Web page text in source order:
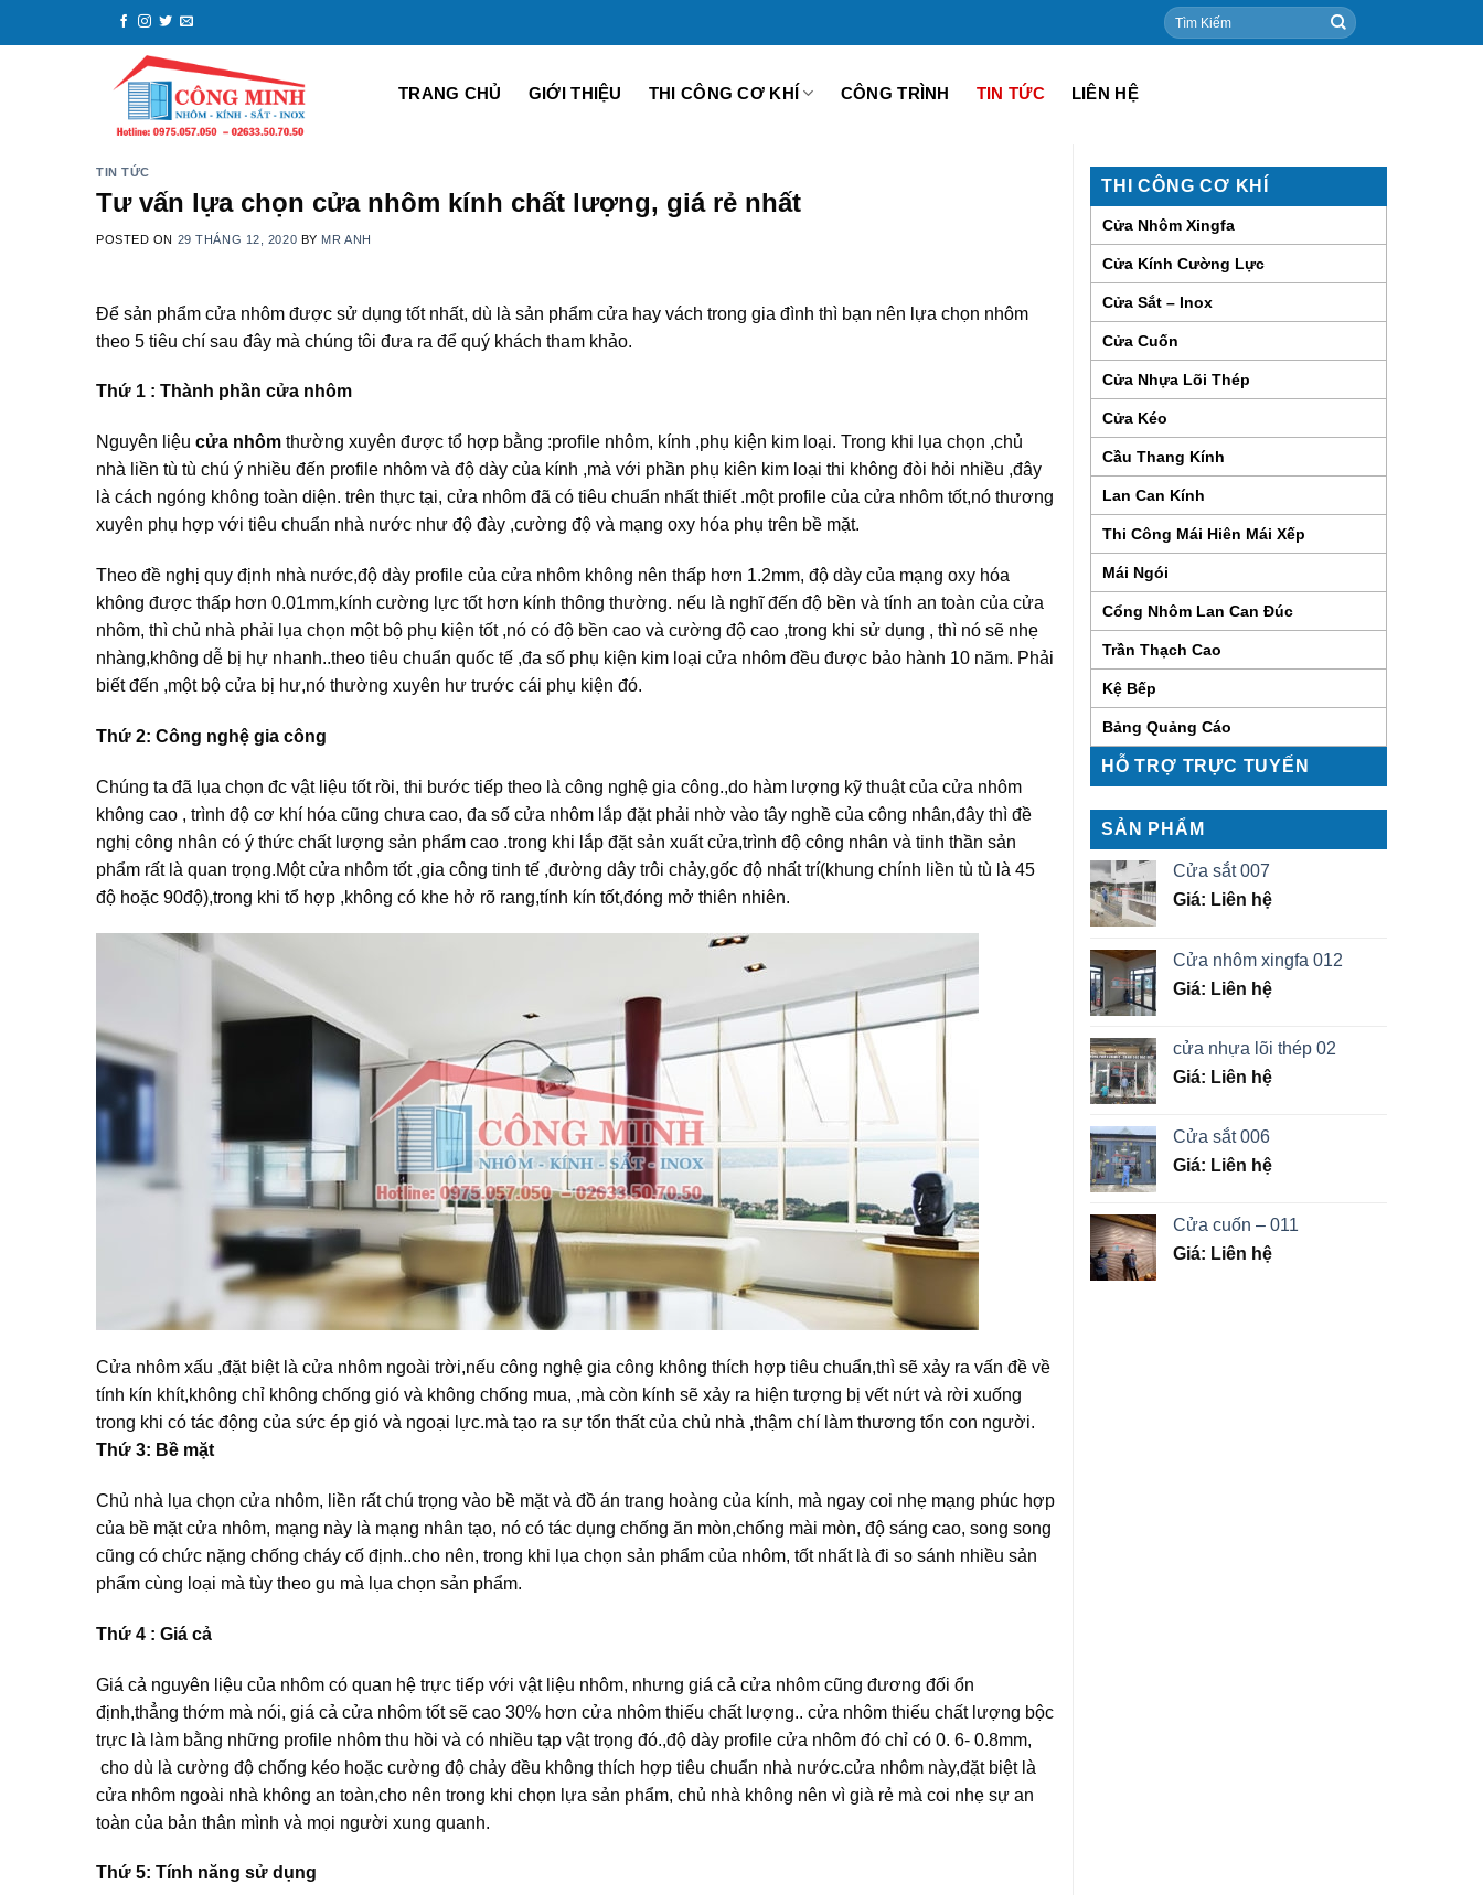
Tìm
kiếm:
TRANG CHỦ GIỚI THIỆU THI CÔNG CƠ KHÍ CÔNG TRÌNH TIN TỨC LIÊN HỆ
TIN TỨC
Tư vấn lựa chọn cửa nhôm kính chất lượng, giá rẻ nhất
POSTED ON 29 THÁNG 12, 2020 BY MR ANH
Để sản phẩm cửa nhôm được sử dụng tốt nhất, dù là sản phẩm cửa hay vách trong gia đình thì bạn nên lựa chọn nhôm
theo 5 tiêu chí sau đây mà chúng tôi đưa ra để quý khách tham khảo.
Thứ 1 : Thành phần cửa nhôm
Nguyên liệu cửa nhôm thường xuyên được tổ hợp bằng :profile nhôm, kính ,phụ kiện kim loại. Trong khi lụa chọn ,chủ
nhà liền tù tù chú ý nhiều đến profile nhôm và độ dày của kính ,mà với phần phụ kiên kim loại thi không đòi hỏi nhiều ,đây
là cách ngóng không toàn diện. trên thực tại, cửa nhôm đã có tiêu chuẩn nhất thiết .một profile của cửa nhôm tốt,nó thương
xuyên phụ hợp với tiêu chuẩn nhà nước như độ đày ,cường độ và mạng oxy hóa phụ trên bề mặt.
Theo đề nghị quy định nhà nước,độ dày profile của cửa nhôm không nên thấp hơn 1.2mm, độ dày của mạng oxy hóa
không được thấp hơn 0.01mm,kính cường lực tốt hơn kính thông thường. nếu là nghĩ đến độ bền và tính an toàn của cửa
nhôm, thì chủ nhà phải lụa chọn một bộ phụ kiện tốt ,nó có độ bền cao và cường độ cao ,trong khi sử dụng , thì nó sẽ nhẹ
nhàng,không dễ bị hự nhanh..theo tiêu chuẩn quốc tế ,đa số phụ kiện kim loại cửa nhôm đều được bảo hành 10 năm. Phải
biết đến ,một bộ cửa bị hư,nó thường xuyên hư trước cái phụ kiện đó.
Thứ 2: Công nghệ gia công
Chúng ta đã lụa chọn đc vật liệu tốt rồi, thi bước tiếp theo là công nghệ gia công.,do hàm lượng kỹ thuật của cửa nhôm
không cao , trình độ cơ khí hóa cũng chưa cao, đa số cửa nhôm lắp đặt phải nhờ vào tây nghề của công nhân,đây thì đề
nghị công nhân có ý thức chất lượng sản phẩm cao .trong khi lắp đặt sản xuất cửa,trình độ công nhân và tinh thần sản
phẩm rất là quan trọng.Một cửa nhôm tốt ,gia công tinh tế ,đường dây trôi chảy,gốc độ nhất trí(khung chính liền tù tù là 45
độ hoặc 90độ),trong khi tổ hợp ,không có khe hở rõ rang,tính kín tốt,đóng mở thiên nhiên.
Cửa nhôm xấu ,đặt biệt là cửa nhôm ngoài trời,nếu công nghệ gia công không thích hợp tiêu chuẩn,thì sẽ xảy ra vấn đề về
tính kín khít,không chỉ không chống gió và không chống mua, ,mà còn kính sẽ xảy ra hiện tượng bị vết nứt và rời xuống
trong khi có tác động của sức ép gió và ngoại lực.mà tạo ra sự tổn thất của chủ nhà ,thậm chí làm thương tổn con người.
Thứ 3: Bề mặt
Chủ nhà lụa chọn cửa nhôm, liền rất chú trọng vào bề mặt và đồ án trang hoàng của kính, mà ngay coi nhẹ mạng phúc hợp
của bề mặt cửa nhôm, mạng này là mạng nhân tạo, nó có tác dụng chống ăn mòn,chống mài mòn, độ sáng cao, song song
cũng có chức nặng chống cháy cố định..cho nên, trong khi lụa chọn sản phẩm của nhôm, tốt nhất là đi so sánh nhiều sản
phẩm cùng loại mà tùy theo gu mà lụa chọn sản phẩm.
Thứ 4 : Giá cả
Giá cả nguyên liệu của nhôm có quan hệ trực tiếp với vật liệu nhôm, nhưng giá cả cửa nhôm cũng đương đối ổn
định,thẳng thớm mà nói, giá cả cửa nhôm tốt sẽ cao 30% hơn cửa nhôm thiếu chất lượng.. cửa nhôm thiếu chất lượng bộc
trực là làm bằng những profile nhôm thu hồi và có nhiều tạp vật trọng đó.,độ dày profile cửa nhôm đó chỉ có 0. 6- 0.8mm,
cho dù là cường độ chống kéo hoặc cường độ chảy đều không thích hợp tiêu chuẩn nhà nước.cửa nhôm này,đặt biệt là
cửa nhôm ngoài nhà không an toàn,cho nên trong khi chọn lựa sản phẩm, chủ nhà không nên vì già rẻ mà coi nhẹ sự an
toàn của bản thân mình và mọi người xung quanh.
Thứ 5: Tính năng sử dụng
THI CÔNG CƠ KHÍ
Cửa Nhôm Xingfa
Cửa Kính Cường Lực
Cửa Sắt – Inox
Cửa Cuốn
Cửa Nhựa Lõi Thép
Cửa Kéo
Cầu Thang Kính
Lan Can Kính
Thi Công Mái Hiên Mái Xếp
Mái Ngói
Cổng Nhôm Lan Can Đúc
Trần Thạch Cao
Kệ Bếp
Bảng Quảng Cáo
HỖ TRỢ TRỰC TUYẾN
SẢN PHẨM
Cửa sắt 007
Giá: Liên hệ
Cửa nhôm xingfa 012
Giá: Liên hệ
cửa nhựa lõi thép 02
Giá: Liên hệ
Cửa sắt 006
Giá: Liên hệ
Cửa cuốn – 011
Giá: Liên hệ